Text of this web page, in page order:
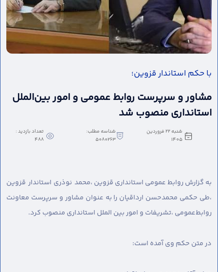
با حکم استاندار قزوین؛
مشاور و سرپرست روابط عمومی و امور بین‌الملل
استانداری منصوب شد
شنبه 22 فروردین
1405
شناسه مطلب:
5080263
تعداد بازدید :
488
به گزارش روابط عمومی استانداری قزوین ،محمد نوذری استاندار قزوین
،طی حکمی محمدحسن ارداقیان را به عنوان مشاور و سرپرست معاونت
روابط‌عمومی ،تشریفات و امور بین الملل استانداری منصوب کرد.
در متن حکم وی آمده است: